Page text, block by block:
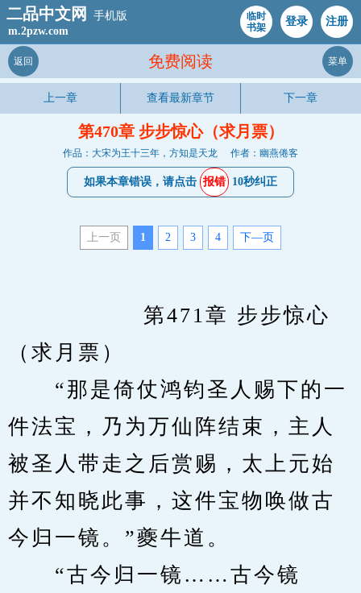
二品中文网
手机版
m.2pzw.com
临时
书架
登录 注册
免费阅读
返回 菜单
上一章 查看最新章节 下一章
第470章 步步惊心（求月票）
作品：大宋为王十三年，方知是天龙 作者：幽燕倦客
如果本章错误，请点击 报错 10秒纠正
上一页 1 2 3 4 下—页
（求月票）
“那是倚仗鸿钧圣人赐下的一
件法宝，乃为万仙阵结束，主人
被圣人带走之后赏赐，太上元始
并不知晓此事，这件宝物唤做古
今归一镜。”夔牛道。
“古今归一镜……古今镜